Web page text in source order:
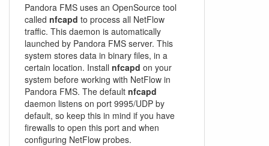
Pandora FMS uses an OpenSource tool
called nfcapd to process all NetFlow
traffic. This daemon is automatically
launched by Pandora FMS server. This
system stores data in binary files, in a
certain location. Install nfcapd on your
system before working with NetFlow in
Pandora FMS. The default nfcapd
daemon listens on port 9995/UDP by
default, so keep this in mind if you have
firewalls to open this port and when
configuring NetFlow probes.